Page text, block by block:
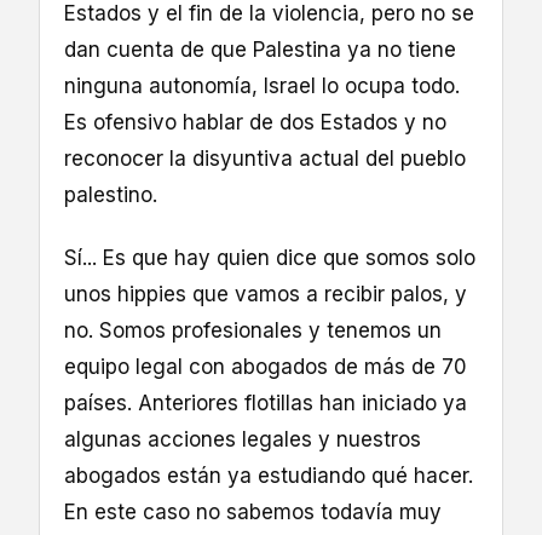
Estados y el fin de la violencia, pero no se
dan cuenta de que Palestina ya no tiene
ninguna autonomía, Israel lo ocupa todo.
Es ofensivo hablar de dos Estados y no
reconocer la disyuntiva actual del pueblo
palestino.
Sí... Es que hay quien dice que somos solo
unos hippies que vamos a recibir palos, y
no. Somos profesionales y tenemos un
equipo legal con abogados de más de 70
países. Anteriores flotillas han iniciado ya
algunas acciones legales y nuestros
abogados están ya estudiando qué hacer.
En este caso no sabemos todavía muy